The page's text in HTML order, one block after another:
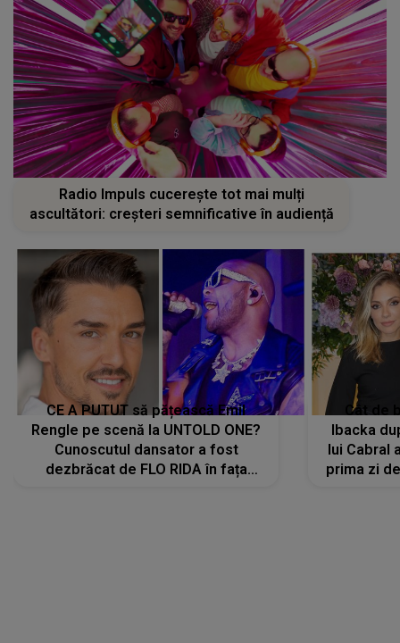
Radio Impuls cucerește tot mai mulți
ascultători: creșteri semnificative în audiență
CE A PUTUT să pățească Emil
Rengle pe scenă la UNTOLD ONE?
Cunoscutul dansator a fost
dezbrăcat de FLO RIDA în fața
Cât de
Ibacka
lui Cabral
prima zi